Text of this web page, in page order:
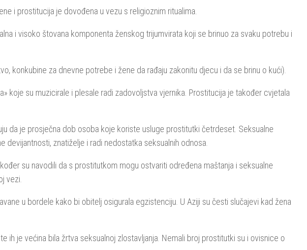
i prostitucija je dovođena u vezu s religioznim ritualima.
i visoko štovana komponenta ženskog trijumvirata koji se brinuo za svaku potrebu i
konkubine za dnevne potrebe i žene da rađaju zakonitu djecu i da se brinu o kući).
koje su muzicirale i plesale radi zadovoljstva vjernika. Prostitucija je također cvjetala
da je prosječna dob osoba koje koriste usluge prostitutki četrdeset. Seksualne
devijantnosti, znatiželje i radi nedostatka seksualnih odnosa.
su navodili da s prostitutkom mogu ostvariti određena maštanja i seksualne
vezi.
u bordele kako bi obitelj osigurala egzistenciju. U Aziji su česti slučajevi kad žena
ih je većina bila žrtva seksualnoj zlostavljanja. Nemali broj prostitutki su i ovisnice o